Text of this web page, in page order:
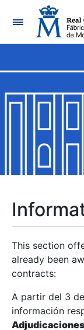
Show/Hide
Show/Hide
Show/Hide
Show/Hide
Show/Hide
This section
already been
contracts:
A partir del 3
información
Adjudicaciones